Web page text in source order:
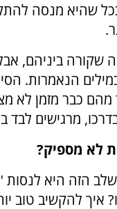
ככל שהיא מנסה
שקורה ביניהם,
הנאמרות.
כבר מזמן לא
מרגישים לבד
לא מספיק?
הזה היא
איך להקשיב טוב